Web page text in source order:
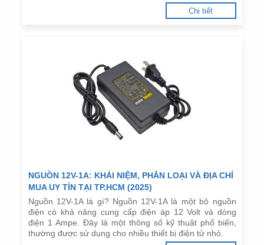
Chi tiết
NGUỒN 12V-1A: KHÁI NIỆM, PHÂN LOẠI VÀ ĐỊA CHỈ
MUA UY TÍN TẠI TP.HCM (2025)
Nguồn 12V-1A là gì? Nguồn 12V-1A là một bộ nguồn
điện có khả năng cung cấp điện áp 12 Volt và dòng
điện 1 Ampe. Đây là một thông số kỹ thuật phổ biến,
thường được sử dụng cho nhiều thiết bị điện tử nhỏ.